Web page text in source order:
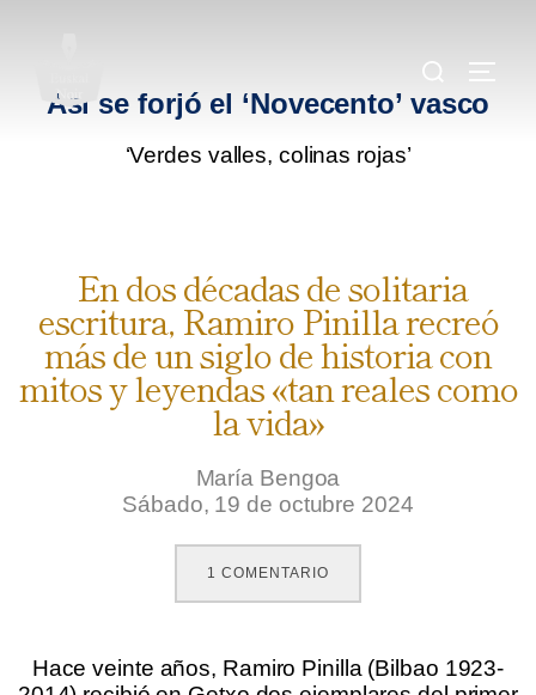
Así se forjó el ‘Novecento’ vasco
‘Verdes valles, colinas rojas’
En dos décadas de solitaria
escritura, Ramiro Pinilla recreó
más de un siglo de historia con
mitos y leyendas «tan reales como
la vida»
María Bengoa
Sábado, 19 de octubre 2024
1 COMENTARIO
Hace veinte años, Ramiro Pinilla (Bilbao 1923-